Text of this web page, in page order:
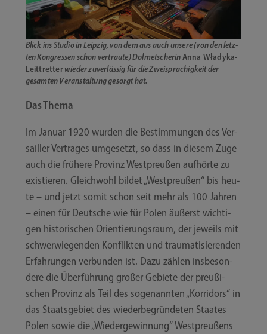
Blick ins Stu­dio in Leip­zig, von dem aus auch unse­re (von den letz­
ten Kon­gres­sen schon ver­trau­te) Dol­met­sche­rinAnna Władyka-​​
Leittretterwie­der zuver­läs­sig für die Zwei­spra­chig­keit der
gesam­ten Ver­an­stal­tung gesorgt hat.
Das The­ma
Im Janu­ar 1920 wur­den die Bestim­mun­gen des Ver­
sailler Ver­tra­ges umge­setzt, so dass in die­sem Zuge
auch die frü­he­re Pro­vinz West­preu­ßen auf­hör­te zu
exis­tie­ren. Gleich­wohl bil­det „West­preu­ßen“ bis heu­
te – und jetzt somit schon seit mehr als 100 Jah­ren
– einen für Deut­sche wie für Polen äußerst wich­ti­
gen his­to­ri­schen Ori­en­tie­rungs­raum, der jeweils mit
schwer­wie­gen­den Kon­flik­ten und trau­ma­ti­sie­ren­den
Erfah­run­gen ver­bun­den ist. Dazu zäh­len ins­be­son­
de­re die Über­füh­rung gro­ßer Gebie­te der preu­ßi­
schen Pro­vinz als Teil des soge­nann­ten „Kor­ri­dors“ in
das Staats­ge­biet des wie­der­be­grün­de­ten Staa­tes
Polen sowie die „Wie­der­ge­win­nung“ West­preu­ßens